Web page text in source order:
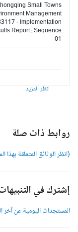
Chongqing Small Towns
Management
- Implementation
Report : Sequence
انظر المزيد
روابط ذات صلة
(انظر الوثائق المتعلقة بهذا
إشترك في التنبيهات
المستجدات اليومية عن آخر